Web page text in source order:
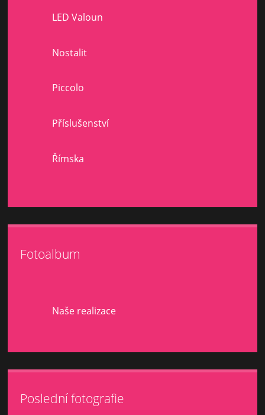
LED Valoun
Nostalit
Piccolo
Příslušenství
Římska
Fotoalbum
Naše realizace
Poslední fotografie